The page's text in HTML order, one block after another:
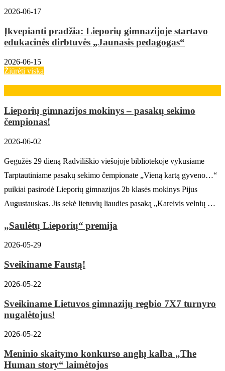
2026-06-17
Įkvepianti pradžia: Lieporių gimnazijoje startavo
edukacinės dirbtuvės „Jaunasis pedagogas“
2026-06-15
Žiūrėti viską
Lieporių gimnazijos mokinys – pasakų sekimo
čempionas!
2026-06-02
Gegužės 29 dieną Radviliškio viešojoje bibliotekoje vykusiame
Tarptautiniame pasakų sekimo čempionate „Vieną kartą gyveno…“
puikiai pasirodė Lieporių gimnazijos 2b klasės mokinys Pijus
Augustauskas. Jis sekė lietuvių liaudies pasaką „Kareivis velnių …
„Saulėtų Lieporių“ premija
2026-05-29
Sveikiname Faustą!
2026-05-22
Sveikiname Lietuvos gimnazijų regbio 7X7 turnyro
nugalėtojus!
2026-05-22
Meninio skaitymo konkurso anglų kalba „The
Human story“ laimėtojos